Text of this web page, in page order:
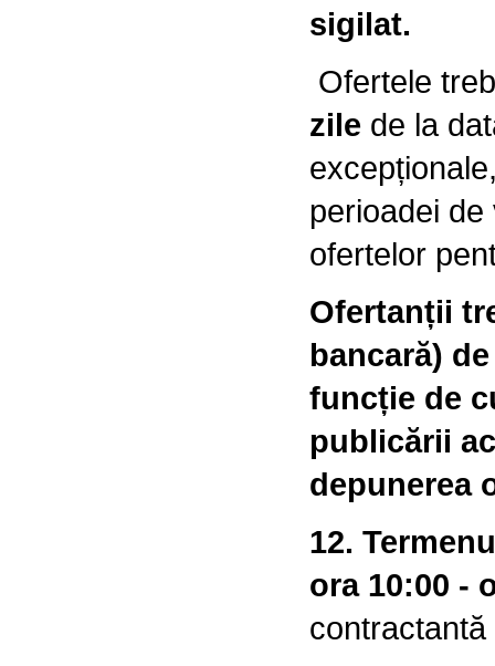
sigilat.
Ofertele
zile de la
perioadei
ofertelor
Ofertanții
bancară)
funcție de
publicării
depunerea
12.
ora 10:00 -